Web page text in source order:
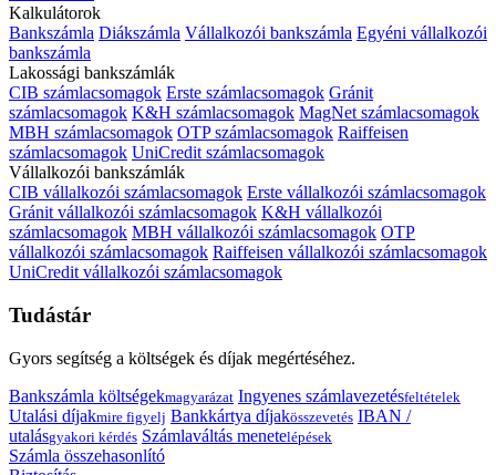
Kalkulátorok
Bankszámla Diákszámla Vállalkozói bankszámla Egyéni vállalkozói
bankszámla
Lakossági bankszámlák
CIB számlacsomagok Erste számlacsomagok Gránit
számlacsomagok K&H számlacsomagok MagNet számlacsomagok
MBH számlacsomagok OTP számlacsomagok Raiffeisen
számlacsomagok UniCredit számlacsomagok
Vállalkozói bankszámlák
CIB vállalkozói számlacsomagok Erste vállalkozói számlacsomagok
Gránit vállalkozói számlacsomagok K&H vállalkozói
számlacsomagok MBH vállalkozói számlacsomagok OTP
vállalkozói számlacsomagok Raiffeisen vállalkozói számlacsomagok
UniCredit vállalkozói számlacsomagok
Tudástár
Gyors segítség a költségek és díjak megértéséhez.
Bankszámla költségekmagyarázat Ingyenes számlavezetésfeltételek
Utalási díjakmire figyelj Bankkártya díjakösszevetés IBAN /
utalásgyakori kérdés Számlaváltás menetelépések
Számla összehasonlító